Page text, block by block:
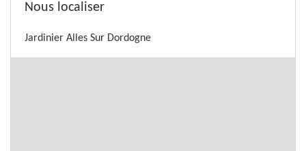
Nous localiser
Jardinier Alles Sur Dordogne